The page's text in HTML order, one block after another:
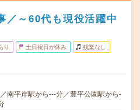
／～60代も現役活躍中
り 土日祝日が休み 残業なし
南平岸駅から---分／豊平公園駅から-